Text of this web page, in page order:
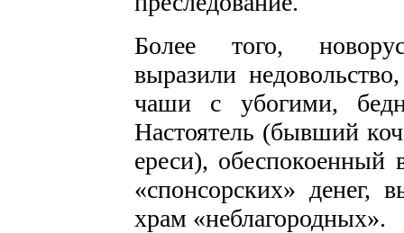
Более того,
выразили
чаши с убогими,
Настоятель (бывший
ереси),
«спонсорских» денег,
храм «неблагородных».